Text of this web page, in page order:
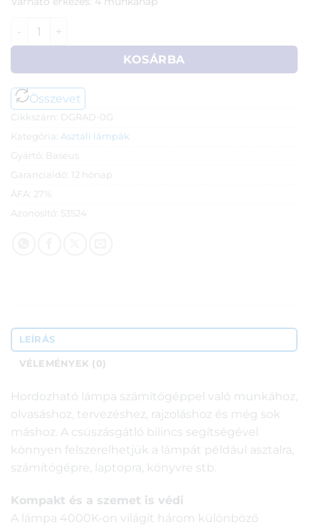
KOSÁRBA
Összevet
Cikkszám: DGRAD-0G
Kategória: Asztali lámpák
Gyártó: Baseus
Garanciaidő: 12 hónap
ÁFA: 27%
Azonosító: 53524
LEÍRÁS
VÉLEMÉNYEK (0)
Hordozható lámpa számítógéppel való munkához,
olvasáshoz, tervezéshez, rajzoláshoz és még sok
máshoz. A csúszásgátló bilincs segítségével
könnyen felszerelhetjük a lámpát például asztalra,
számítógépre, laptopra, könyvre stb.
Kompakt és a szemet is védi
A lámpa 4000K-on világít három különböző